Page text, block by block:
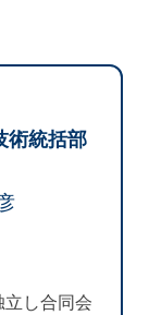
術統括部
し合同会